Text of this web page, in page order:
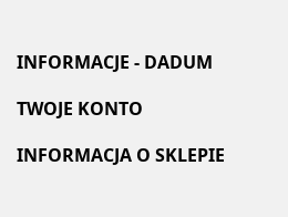
INFORMACJE - DADUM
TWOJE KONTO
INFORMACJA O SKLEPIE